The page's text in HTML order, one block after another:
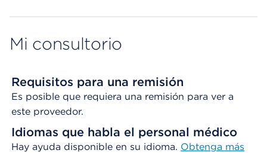
Mi consultorio
Requisitos para una remisión
Es posible que requiera una remisión para ver a
este proveedor.
Idiomas que habla el personal médico
Hay ayuda disponible en su idioma. Obtenga más